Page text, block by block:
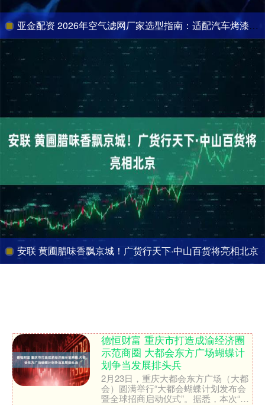
亚金配资 2026年空气滤网厂家选型指南：适配汽车烤漆房、工业涂装等多场景空气过滤
安联 黄圃腊味香飘京城！广货行天下·中山百货将亮相北京
德恒财富 重庆市打造成渝经济圈
示范商圈 大都会东方广场蝴蝶计
划争当发展排头兵
2月23日，重庆大都会东方广场（大都
会）圆满举行“大都会蝴蝶计划发布会
暨全球招商启动仪式”。据悉，本次“蝴